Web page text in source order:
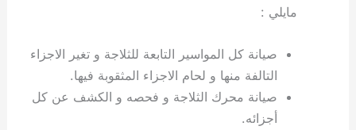
مايلي :
صيانة كل المواسير التابعة للثلاجة و تغير الاجزاء
التالفة منها و لحام الاجزاء المثقوبة فيها.
صيانة محرك الثلاجة و فحصه و الكشف عن كل
أجزائه.